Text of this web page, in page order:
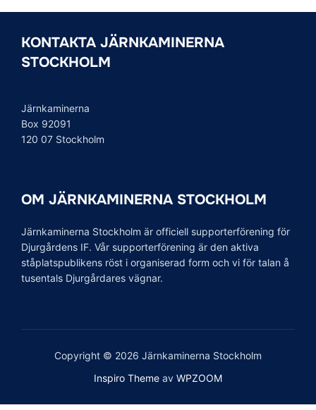
KONTAKTA JÄRNKAMINERNA
STOCKHOLM
Järnkaminerna
Box 92091
120 07 Stockholm
OM JÄRNKAMINERNA STOCKHOLM
Järnkaminerna Stockholm är officiell supporterförening för
Djurgårdens IF. Vår supporterförening är den aktiva
ståplatspublikens röst i organiserad form och vi för talan å
tusentals Djurgårdares vägnar.
Copyright © 2026 Järnkaminerna Stockholm
Inspiro Theme av WPZOOM